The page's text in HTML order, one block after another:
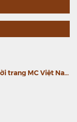
Công ty Cổ phần Thời trang MC Việt Nam (MC Fashion) tổ chức Gala mừng sinh nhật lần thứ 9